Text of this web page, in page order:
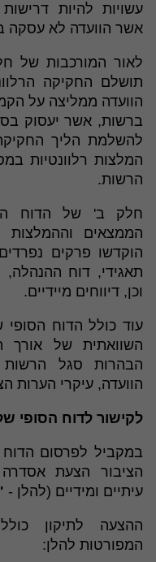
עשויות להיות
אשר הוועדה לא עסקה
לאור המורכבות של
תושלם החקיקה
הוועדה ממליצה על
ברשות, אשר יעסוק
להשלמת הליך
המלצות רלוונטיות
הרשות.
חלק ב' של הדוח
הממצאים וההמלצות
הוקדשו פרקים
תאגידי, דוח ההנהלה,
וכן, דיווחים מיידיים.
עוד כולל הדוח
השוואתית של אורך
הבהרות סגל
הוועדה, עיקרי הערות
לקישור לדוח הסופי
במקביל לפרסום
הציבור הצעת אסדרה
עיתיים ומידיים (להלן -
ההצעה לתיקון
המפורטות להלן: